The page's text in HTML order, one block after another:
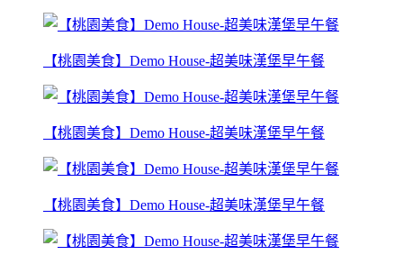
【桃園美食】Demo House-超美味漢堡早午餐
【桃園美食】Demo House-超美味漢堡早午餐
【桃園美食】Demo House-超美味漢堡早午餐